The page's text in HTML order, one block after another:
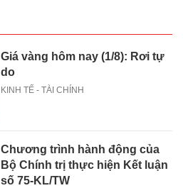
Giá vàng hôm nay (1/8): Rơi tự
do
KINH TẾ - TÀI CHÍNH
Chương trình hành động của
Bộ Chính trị thực hiện Kết luận
số 75-KL/TW